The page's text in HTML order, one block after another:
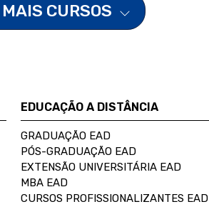
CURSOS
EDUCAÇÃO A DISTÂNCIA
GRADUAÇÃO EAD
PÓS-GRADUAÇÃO EAD
EXTENSÃO UNIVERSITÁRIA EAD
MBA EAD
CURSOS PROFISSIONALIZANTES EAD